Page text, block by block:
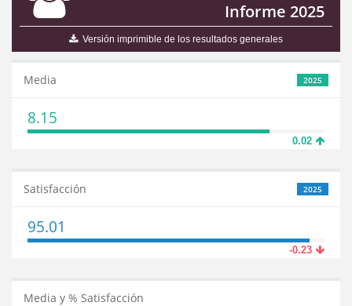
Informe 2025
Versión imprimible de los resultados generales
2025
Media
8.15
0.02
2025
Satisfacción
95.01
-0.23
Media y % Satisfacción